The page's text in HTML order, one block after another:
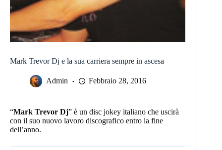
Mark Trevor Dj e la sua carriera sempre in ascesa
Admin Febbraio 28, 2016
“Mark Trevor Dj” è un disc jokey italiano che uscirà
con il suo nuovo lavoro discografico entro la fine
dell’anno.